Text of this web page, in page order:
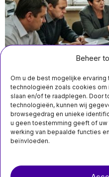
Beheer
Om u de best mogelijke
technologieën zoals cookies om
slaan en/of te raadplegen. Door
technologieën, kunnen wij
browsegedrag en unieke
u geen toestemming geeft of
werking van bepaalde functies
beïnvloeden.
augustus 5 18:30
Kremlinbeleid laat reële
regio’s dalen
MIS HET NIET